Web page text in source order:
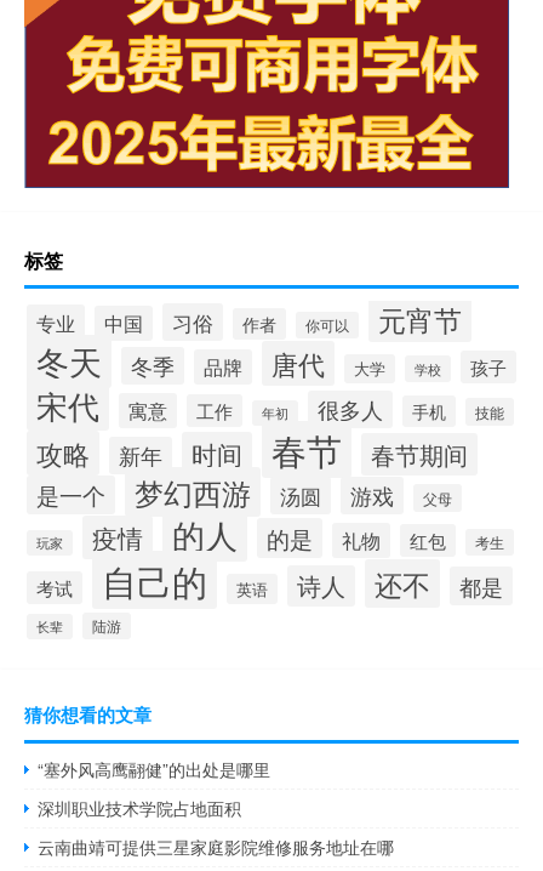
标签
专业 中国 习俗 作者 你可以 元宵节
冬天 冬季 品牌 唐代 大学 学校 孩子
宋代 寓意 工作 年初 很多人 手机 技能
攻略 新年 时间 春节 春节期间
是一个 梦幻西游 汤圆 游戏 父母
玩家 疫情 的人 的是 礼物 红包 考生
考试 自己的 英语 诗人 还不 都是
长辈 陆游
猜你想看的文章
“塞外风高鹰翮健”的出处是哪里
深圳职业技术学院占地面积
云南曲靖可提供三星家庭影院维修服务地址在哪